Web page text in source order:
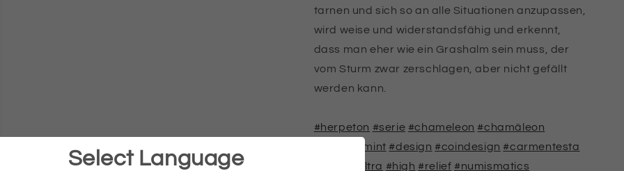
tarnen und sich so an alle Situationen anzupassen,
wird weise und widerstandsfähig und erkennt,
dass man eher wie ein Grashalm sein muss, der
vom Sturm zwar zerschlagen, aber nicht gefällt
werden kann.
#herpeton #serie #chameleon #chamäleon
#legrandmint #design #coindesign #carmentesta
#ultra #high #relief #numismatics
Select Language